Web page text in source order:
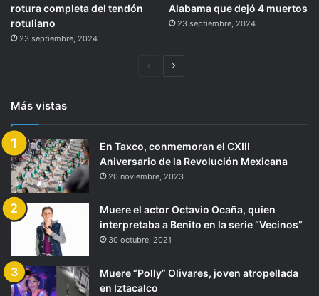
rotura completa del tendón
rotuliano
23 septiembre, 2024
Alabama que dejó 4 muertos
23 septiembre, 2024
PáginaSiguiente
Más vistas
En Taxco, conmemoran el CXIII
Aniversario de la Revolución Mexicana
20 noviembre, 2023
Muere el actor Octavio Ocaña, quien
interpretaba a Benito en la serie “Vecinos”
30 octubre, 2021
Muere “Polly” Olivares, joven atropellada
en Iztacalco